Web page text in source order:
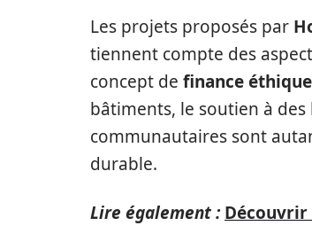
Les projets proposés par
tiennent compte des
concept de finance éthique
bâtiments, le soutien à
communautaires sont
durable.
Lire également :